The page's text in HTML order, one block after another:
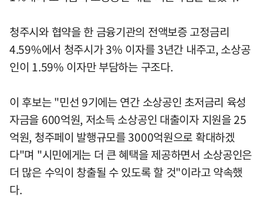
청주시와 협약을 한 금융기관의 전액보증 고정금리
4.59%에서 청주시가 3% 이자를 3년간 내주고, 소상공
인이 1.59% 이자만 부담하는 구조다.
이 후보는 "민선 9기에는 연간 소상공인 초저금리 육성
자금을 600억원, 저소득 소상공인 대출이자 지원을 25
억원, 청주페이 발행규모를 3000억원으로 확대하겠
다"며 "시민에게는 더 큰 혜택을 제공하면서 소상공인은
더 많은 수익이 창출될 수 있도록 할 것"이라고 약속했
다.